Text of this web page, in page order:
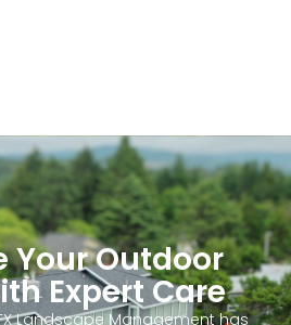
Your Outdoor
Expert Care
Landscape Management has